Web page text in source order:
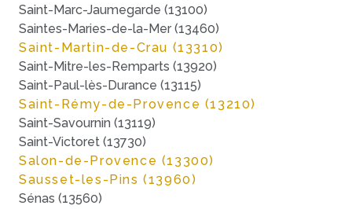
Saint-Marc-Jaumegarde (13100)
Saintes-Maries-de-la-Mer (13460)
Saint-Martin-de-Crau (13310)
Saint-Mitre-les-Remparts (13920)
Saint-Paul-lès-Durance (13115)
Saint-Rémy-de-Provence (13210)
Saint-Savournin (13119)
Saint-Victoret (13730)
Salon-de-Provence (13300)
Sausset-les-Pins (13960)
Sénas (13560)